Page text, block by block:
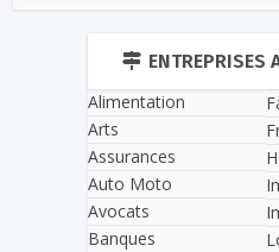
ENTREPRISES
Alimentation
Arts
Assurances
Auto Moto
Avocats
Banques